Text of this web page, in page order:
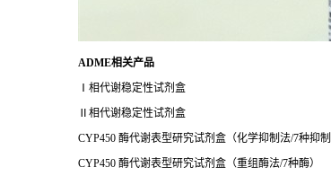
ADME相关产品
Ⅰ相代谢稳定性试剂盒
Ⅱ相代谢稳定性试剂盒
CYP450 酶代谢表型研究试剂盒（化学抑制法/7种抑制
CYP450 酶代谢表型研究试剂盒（重组酶法/7种酶）